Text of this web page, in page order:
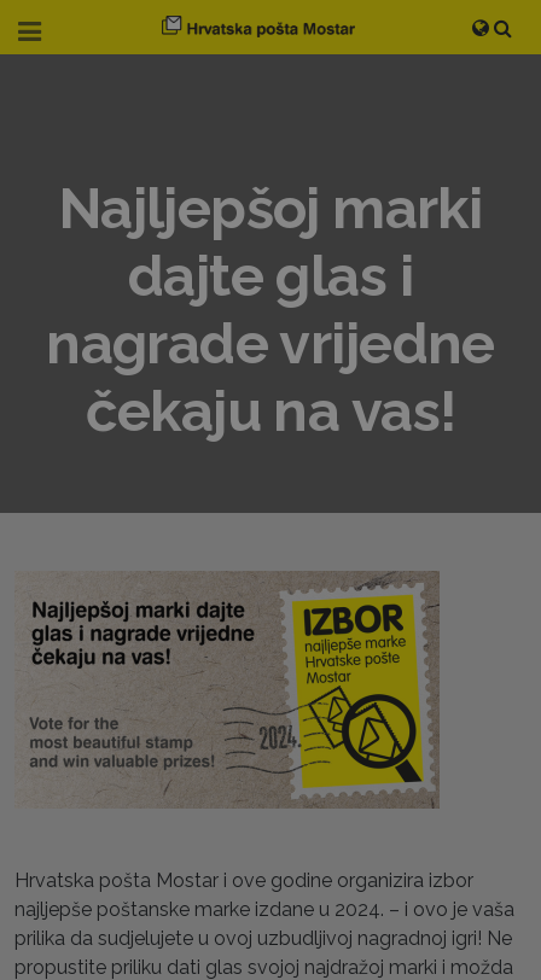
Najljepšoj marki
dajte glas i
nagrade vrijedne
čekaju na vas!
Hrvatska pošta Mostar i ove godine organizira izbor
najljepše poštanske marke izdane u 2024. – i ovo je vaša
prilika da sudjelujete u ovoj uzbudljivoj nagradnoj igri! Ne
propustite priliku dati glas svojoj najdražoj marki i možda